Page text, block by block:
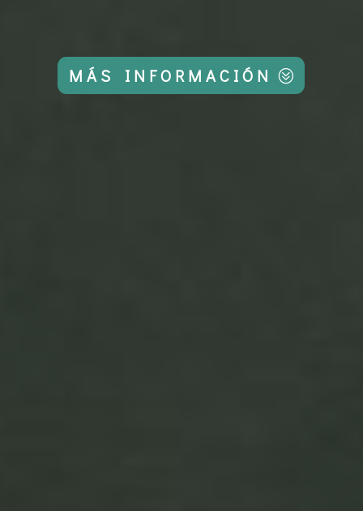
MÁS INFORMACIÓN